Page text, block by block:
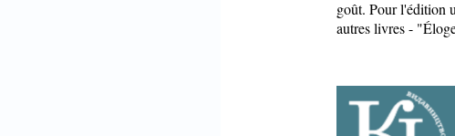
goût. Pour l'édition
autres livres -